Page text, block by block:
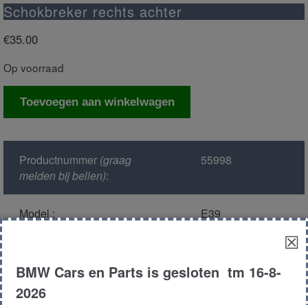
Schokbreker rechts achter
€35.00
Op voorraad
Schokbreker
Toevoegen aan winkelwagen
Productnummer(graag
melden bij bellen):
55998
Model : E39
Metallic
☒
BMW Cars en Parts is gesloten tm 16-8-
2026